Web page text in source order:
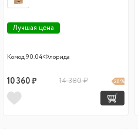
Лучшая цена
Комод 90.04 Флорида
10 360 ₽ 14 380 ₽ 28 %